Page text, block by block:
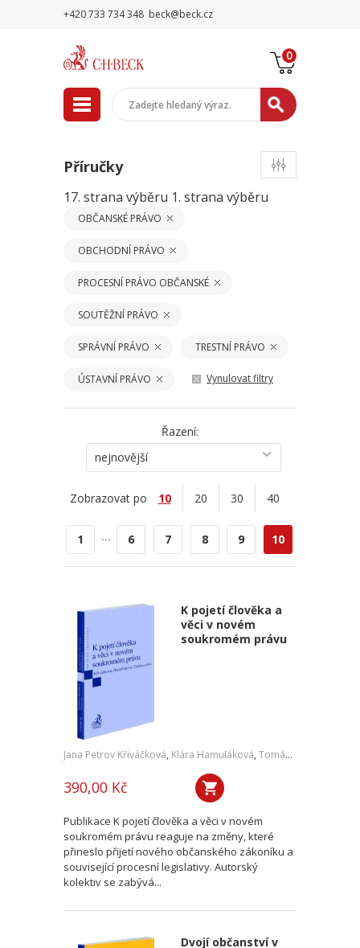
+420 733 734 348 beck@beck.cz
0
Příručky
17. strana výběru 1. strana výběru
OBČANSKÉ PRÁVO
OBCHODNÍ PRÁVO
PROCESNÍ PRÁVO OBČANSKÉ
SOUTĚŽNÍ PRÁVO
SPRÁVNÍ PRÁVO TRESTNÍ PRÁVO
ÚSTAVNÍ PRÁVO Vynulovat filtry
Řazení:
nejnovější
Zobrazovat po 10 20 30 40
1 ... 6 7 8 9 10
K pojetí člověka a
věci v novém
soukromém právu
Jana Petrov Křiváčková, Klára Hamuľáková, Tomáš Tintěra
390,00 Kč
Publikace K pojetí člověka a věci v novém
soukromém právu reaguje na změny, které
přineslo přijetí nového občanského zákoníku a
související procesní legislativy. Autorský
kolektiv se zabývá...
Dvojí občanství v